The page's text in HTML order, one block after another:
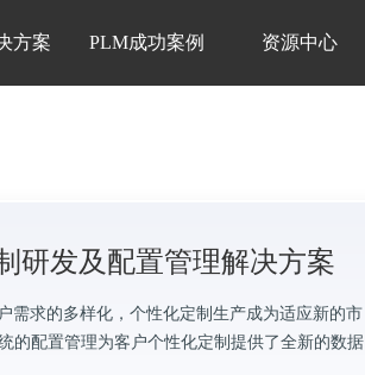
方案 PLM成功案例 资源中心
研发及配置管理解决方案
需求的多样化，个性化定制生产成为适应新的市
的配置管理为客户个性化定制提供了全新的数据